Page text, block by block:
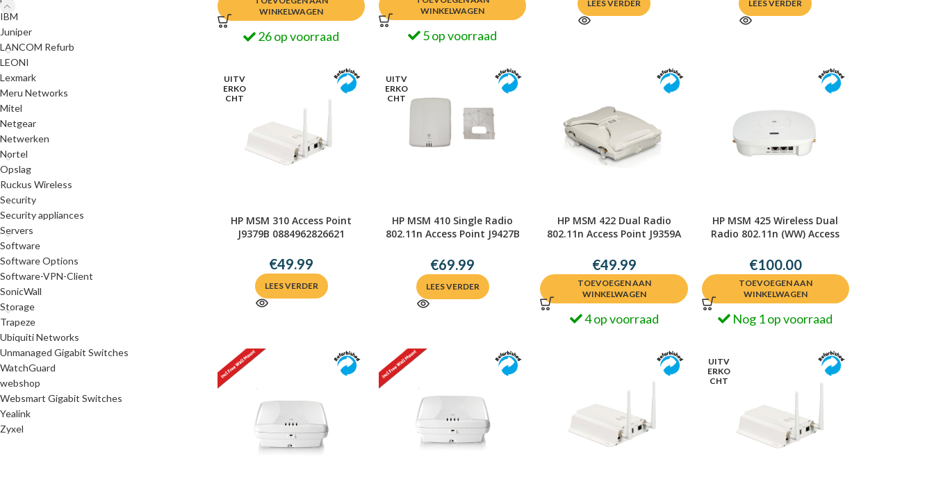
IBM
Juniper
LANCOM Refurb
LEONI
Lexmark
Meru Networks
Mitel
Netgear
Netwerken
Nortel
Opslag
Ruckus Wireless
Security
Security appliances
Servers
Software
Software Options
Software-VPN-Client
SonicWall
Storage
Trapeze
Ubiquiti Networks
Unmanaged Gigabit Switches
WatchGuard
webshop
Websmart Gigabit Switches
Yealink
Zyxel
WINKELWAGEN
26 op voorraad
WINKELWAGEN
5 op voorraad
LEES VERDER LEES VERDER
UITV
ERKO
CHT
HP MSM 310 Access Point
J9379B 0884962826621
€49.99
LEES VERDER
UITV
ERKO
CHT
HP MSM 410 Single Radio
802.11n Access Point J9427B
€69.99
LEES VERDER
HP MSM 422 Dual Radio
802.11n Access Point J9359A
€49.99
TOEVOEGEN AAN
WINKELWAGEN
4 op voorraad
HP MSM 425 Wireless Dual
Radio 802.11n (WW) Access
€100.00
TOEVOEGEN AAN
WINKELWAGEN
Nog 1 op voorraad
UITV
ERKO
CHT